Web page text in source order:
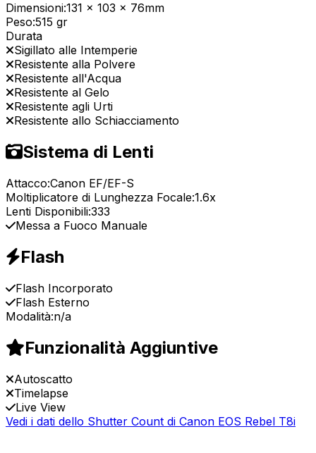
Dimensioni:131 x 103 x 76mm
Peso:515 gr
Durata
Sigillato alle Intemperie
Resistente alla Polvere
Resistente all'Acqua
Resistente al Gelo
Resistente agli Urti
Resistente allo Schiacciamento
Sistema di Lenti
Attacco:Canon EF/EF-S
Moltiplicatore di Lunghezza Focale:1.6x
Lenti Disponibili:333
Messa a Fuoco Manuale
Flash
Flash Incorporato
Flash Esterno
Modalità:n/a
Funzionalità Aggiuntive
Autoscatto
Timelapse
Live View
Vedi i dati dello Shutter Count di Canon EOS Rebel T8i